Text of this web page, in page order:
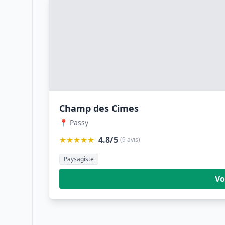
Champ des Cimes
📍 Passy
★★★★★ 4.8/5 (9 avis)
Paysagiste